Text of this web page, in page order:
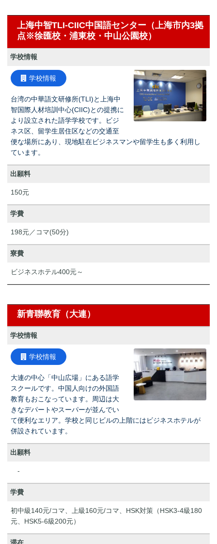
上海中智TLI-CIIC中国語センター（上海市内3拠
点※徐匯校・浦東校・中山公園校）
学校情報
学校情報
台湾の中華語文研修所(TLI)と上海中
智国際人材培訓中心(CIIC)との提携に
より設立された語学学校です。ビジ
ネス区、留学生居住区などの交通至
便な場所にあり、現地駐在ビジネスマンや留学生も多く利用し
ています。
出願料
150元
学費
198元／コマ(50分)
寮費
ビジネスホテル400元～
新青聯教育（大連）
学校情報
学校情報
大連の中心「中山広場」にある語学
スクールです。中国人向けの外国語
教育もおこなっています。周辺は大
きなデパートやスーパーが並んでい
て便利なエリア。学校と同じビルの上階にはビジネスホテルが
併設されています。
出願料
-
学費
初中級140元/コマ、上級160元/コマ、HSK対策（HSK3-4級180
元、HSK5-6級200元）
滞在